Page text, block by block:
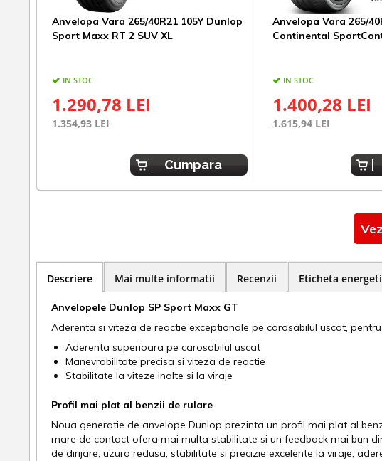
Anvelopa Vara 265/40R21 105Y Dunlop
Sport Maxx RT 2 SUV XL
IN STOC
1.290,78 LEI
1.354,93 LEI
Cumpara
Anvelopa Vara 265/
Continental
IN STOC
1.400,28 LEI
1.615,94 LEI
Descriere Mai multe informatii Recenzii Eticheta
Anvelopele Dunlop SP Sport Maxx GT
Aderenta si viteza de reactie exceptionale pe carosabilul uscat,
Aderenta superioara pe carosabilul uscat
Manevrabilitate precisa si viteza de reactie
Stabilitate la viteze inalte si la viraje
Profil mai plat al benzii de rulare
Noua generatie de anvelope Dunlop prezinta un profil mai plat al
mare de contact ofera mai multa stabilitate si un feedback mai bun
de dirijare; uzura redusa; stabilitate si precizie excelente la viraje;